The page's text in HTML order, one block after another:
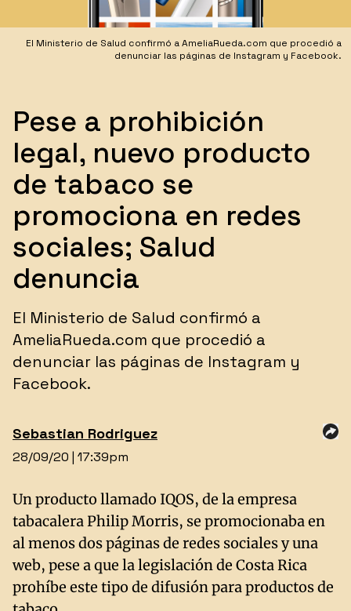
​El Ministerio de Salud confirmó a AmeliaRueda.com que procedió a
denunciar las páginas de Instagram y Facebook.
Pese a prohibición
legal, nuevo producto
de tabaco se
promociona en redes
sociales; Salud
denuncia
​El Ministerio de Salud confirmó a
AmeliaRueda.com que procedió a
denunciar las páginas de Instagram y
Facebook.
Sebastian Rodriguez
28/09/20 | 17:39pm
Un producto llamado IQOS, de la empresa
tabacalera Philip Morris, se promocionaba en
al menos dos páginas de redes sociales y una
web, pese a que la legislación de Costa Rica
prohíbe este tipo de difusión para productos de